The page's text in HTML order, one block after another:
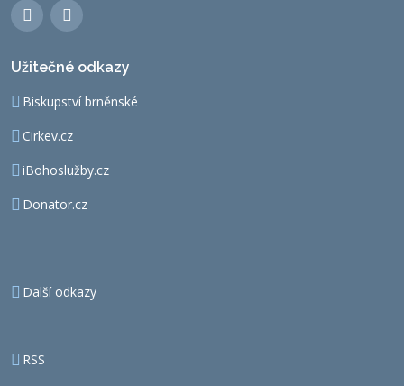
Užitečné odkazy
Biskupství brněnské
Cirkev.cz
iBohoslužby.cz
Donator.cz
Další odkazy
RSS